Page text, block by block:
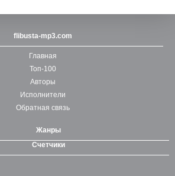
flibusta-mp3.com
Главная
Топ-100
Авторы
Исполнители
Обратная связь
Жанры
Счетчики